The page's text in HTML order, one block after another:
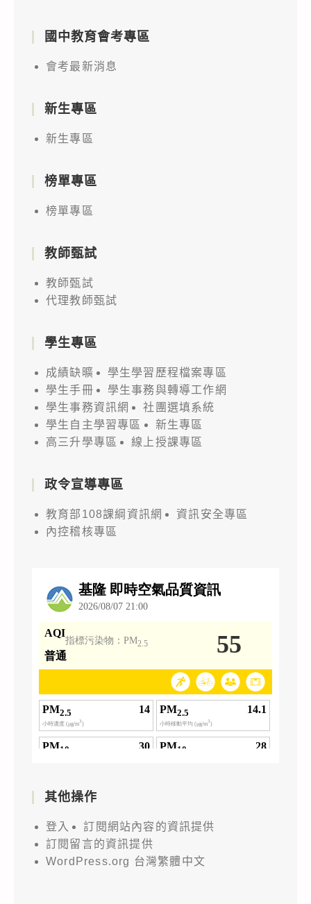
國中教育會考專區
會考最新消息
新生專區
新生專區
榜單專區
榜單專區
教師甄試
教師甄試
代理教師甄試
學生專區
成績缺曠
學生學習歷程檔案專區
學生手冊
學生事務與轉導工作網
學生事務資訊網
社團選填系統
學生自主學習專區
新生專區
高三升學專區
線上授課專區
政令宣導專區
教育部108課綱資訊網
資訊安全專區
內控稽核專區
其他操作
登入
訂閱網站內容的資訊提供
訂閱留言的資訊提供
WordPress.org 台灣繁體中文